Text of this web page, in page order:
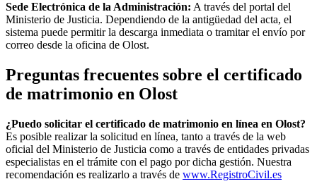
Sede Electrónica de la Administración: A través del portal del
Ministerio de Justicia. Dependiendo de la antigüedad del acta, el
sistema puede permitir la descarga inmediata o tramitar el envío por
correo desde la oficina de Olost.
Preguntas frecuentes sobre el certificado
de matrimonio en Olost
¿Puedo solicitar el certificado de matrimonio en línea en Olost?
Es posible realizar la solicitud en línea, tanto a través de la web
oficial del Ministerio de Justicia como a través de entidades privadas
especialistas en el trámite con el pago por dicha gestión. Nuestra
recomendación es realizarlo a través de www.RegistroCivil.es